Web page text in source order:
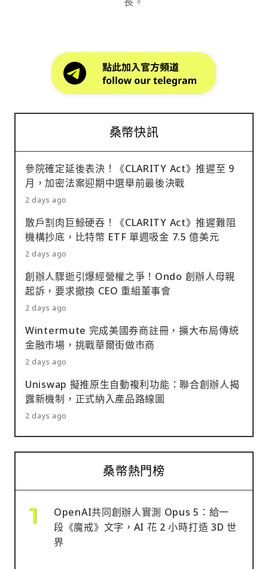
桑幣快訊
參院確定延後表決！《CLARITY Act》推遲至 9
月，加密法案迎期中選舉前最後決戰
2 days ago
散戶割肉巨鯨硬吞！《CLARITY Act》推遲難阻
機構抄底，比特幣 ETF 單週吸金 7.5 億美元
2 days ago
創辦人驟逝引爆經營權之爭！Ondo 創辦人母親
起訴，要求撤換 CEO 重組董事會
2 days ago
Wintermute 完成美國券商註冊，擴大布局傳統
金融市場，挑戰華爾街做市商
2 days ago
Uniswap 擬推原生自動複利功能：聯合創辦人揭
露新機制，正式納入產品路線圖
2 days ago
桑幣熱門榜
OpenAI共同創辦人實測 Opus 5：給一
段《魔戒》文字，AI 花 2 小時打造 3D 世
界